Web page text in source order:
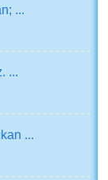
...
...
...